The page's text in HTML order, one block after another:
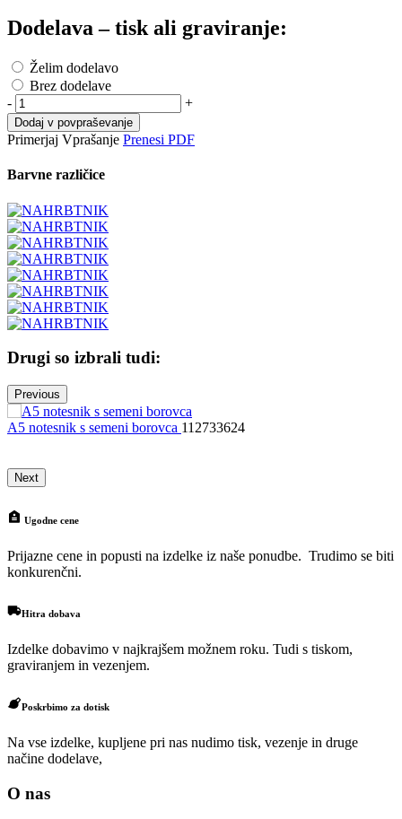
Dodelava – tisk ali graviranje:
Želim dodelavo
Brez dodelave
-
+
Dodaj v povpraševanje
Primerjaj Vprašanje Prenesi PDF
Barvne različice
Drugi so izbrali tudi:
Previous
A5 notesnik s semeni borovca 112733624
Next
Ugodne cene
Prijazne cene in popusti na izdelke iz naše ponudbe. Trudimo se biti
konkurenčni.
Hitra dobava
Izdelke dobavimo v najkrajšem možnem roku. Tudi s tiskom,
graviranjem in vezenjem.
Poskrbimo za dotisk
Na vse izdelke, kupljene pri nas nudimo tisk, vezenje in druge
načine dodelave,
O nas